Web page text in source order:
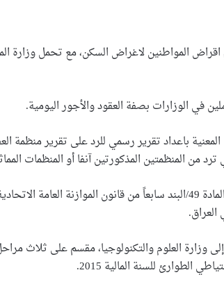
المواطنين لاغراض السكن، مع تحمل وزارة
باعداد تقرير رسمي للرد على تقرير
وزارة العلوم والتكنولوجيا، مقسم على ثلاث